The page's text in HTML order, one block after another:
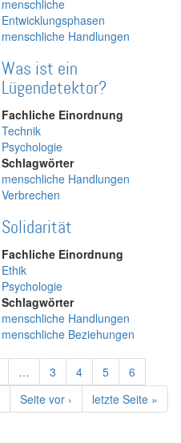
menschliche
Entwicklungsphasen
menschliche Handlungen
Was ist ein
Lügendetektor?
Fachliche Einordnung
Technik
Psychologie
Schlagwörter
menschliche Handlungen
Verbrechen
Solidarität
Fachliche Einordnung
Ethik
Psychologie
Schlagwörter
menschliche Handlungen
menschliche Beziehungen
… Page
3 Page
4 Page
5 Page
6
Nächste
Seite
Seite vor ›
Letzte
Seite
letzte Seite »